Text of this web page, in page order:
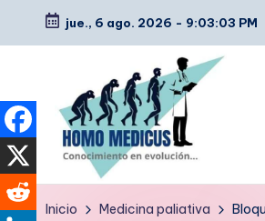
Saltar
contenido
jue., 6 ago. 2026 - 9:03:04 PM
H
Guías
Inicio Medicina paliativa